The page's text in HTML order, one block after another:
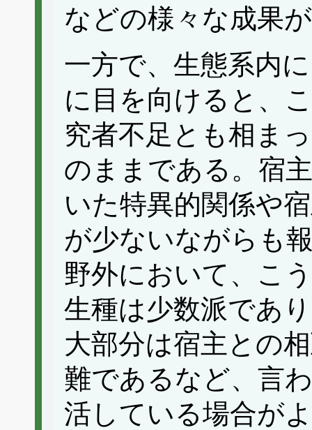
などの様々な成果
一方で、生態系内
に目を向けると、
究者不足とも相ま
のままである。宿
いた特異的関係や
が少ないながらも
野外において、こ
生種は少数派であ
大部分は宿主との
難であるなど、言
活している場合が